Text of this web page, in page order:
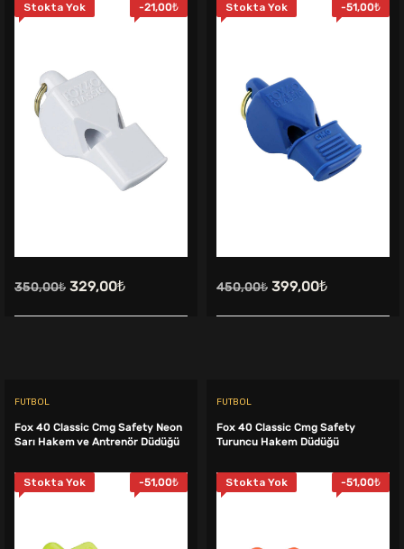
Stokta Yok -21,00₺
350,00₺ Orijinal
fiyat:
329,00₺Şu
andaki
Stokta Yok -51,00₺
450,00₺ Orijinal
fiyat:
399,00₺Şu
andaki
FUTBOL
Fox 40 Classic Cmg Safety Neon
Sarı Hakem ve Antrenör Düdüğü
Stokta Yok -51,00₺
FUTBOL
Fox 40 Classic Cmg Safety
Turuncu Hakem Düdüğü
Stokta Yok -51,00₺